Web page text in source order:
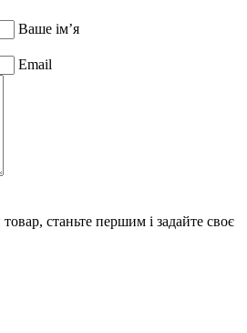
Ваше ім’я
Email
станьте першим і задайте своє